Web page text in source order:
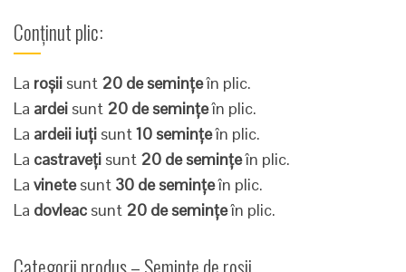
Conținut plic:
La roșii sunt 20 de semințeîn plic.
La ardei sunt 20 de semințeîn plic.
La ardeii iuți sunt10 semințeîn plic.
La castraveți sunt 20 de semințeîn plic.
La vinetesunt 30 de semințeîn plic.
La dovleac sunt 20 de semințeîn plic.